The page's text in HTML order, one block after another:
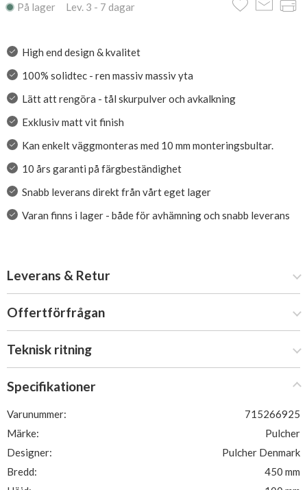
På lager Lev. 3 - 7 dagar
High end design & kvalitet
100% solidtec - ren massiv massiv yta
Lätt att rengöra - tål skurpulver och avkalkning
Exklusiv matt vit finish
Kan enkelt väggmonteras med 10 mm monteringsbultar.
10 års garanti på färgbeständighet
Snabb leverans direkt från vårt eget lager
Varan finns i lager - både för avhämning och snabb leverans
Leverans & Retur
Offertförfrågan
Teknisk ritning
Specifikationer
Varunummer:
715266925
Märke:
Pulcher
Designer:
Pulcher Denmark
Bredd:
450 mm